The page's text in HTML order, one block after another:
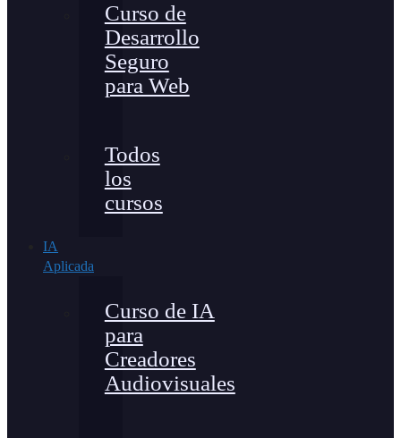
Curso de
Desarrollo
Seguro
para Web
Todos
los
cursos
IA
Aplicada
Curso de IA
para
Creadores
Audiovisuales